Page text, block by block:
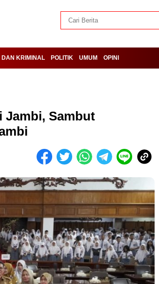
DAN KRIMINAL POLITIK UMUM OPINI
Jambi, Sambut